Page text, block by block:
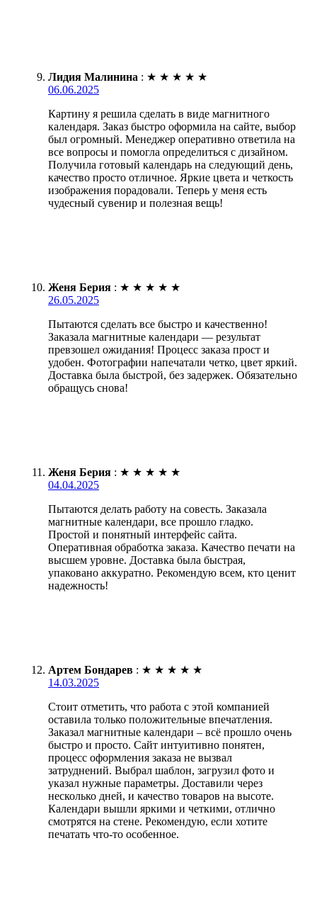
Лидия Малинина : ★ ★ ★ ★ ★
06.06.2025
Картину я решила сделать в виде магнитного
календаря. Заказ быстро оформила на сайте, выбор
был огромный. Менеджер оперативно ответила на
все вопросы и помогла определиться с дизайном.
Получила готовый календарь на следующий день,
качество просто отличное. Яркие цвета и четкость
изображения порадовали. Теперь у меня есть
чудесный сувенир и полезная вещь!
Женя Берия : ★ ★ ★ ★ ★
26.05.2025
Пытаются сделать все быстро и качественно!
Заказала магнитные календари — результат
превзошел ожидания! Процесс заказа прост и
удобен. Фотографии напечатали четко, цвет яркий.
Доставка была быстрой, без задержек. Обязательно
обращусь снова!
Женя Берия : ★ ★ ★ ★ ★
04.04.2025
Пытаются делать работу на совесть. Заказала
магнитные календари, все прошло гладко.
Простой и понятный интерфейс сайта.
Оперативная обработка заказа. Качество печати на
высшем уровне. Доставка была быстрая,
упаковано аккуратно. Рекомендую всем, кто ценит
надежность!
Артем Бондарев : ★ ★ ★ ★ ★
14.03.2025
Стоит отметить, что работа с этой компанией
оставила только положительные впечатления.
Заказал магнитные календари – всё прошло очень
быстро и просто. Сайт интуитивно понятен,
процесс оформления заказа не вызвал
затруднений. Выбрал шаблон, загрузил фото и
указал нужные параметры. Доставили через
несколько дней, и качество товаров на высоте.
Календари вышли яркими и четкими, отлично
смотрятся на стене. Рекомендую, если хотите
печатать что-то особенное.